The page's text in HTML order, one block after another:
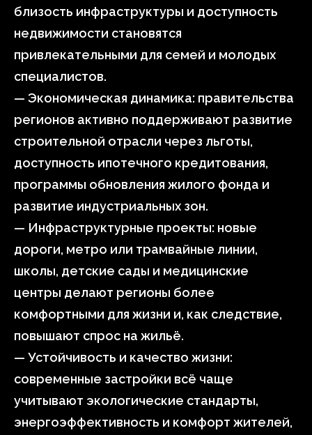
близость инфраструктуры и доступность
недвижимости становятся
привлекательными для семей и молодых
специалистов.
— Экономическая динамика: правительства
регионов активно поддерживают развитие
строительной отрасли через льготы,
доступность ипотечного кредитования,
программы обновления жилого фонда и
развитие индустриальных зон.
— Инфраструктурные проекты: новые
дороги, метро или трамвайные линии,
школы, детские сады и медицинские
центры делают регионы более
комфортными для жизни и, как следствие,
повышают спрос на жильё.
— Устойчивость и качество жизни:
современные застройки всё чаще
учитывают экологические стандарты,
энергоэффективность и комфорт жителей,